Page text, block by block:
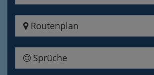
Routenplan
Sprüche